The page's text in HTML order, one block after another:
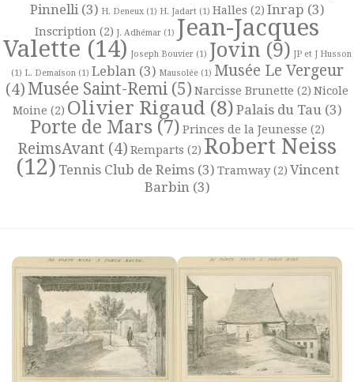
Pinnelli (3) H. Deneux(1) H. Jadart(1) Halles (2) Inrap (3)
Inscription (2) J. Adhémar (1) Jean-Jacques
Valette (14) Joseph Bouvier(1) Jovin (9) JP et J Husson
(1) L. Demaison(1) Leblan (3) Mausolée(1) Musée Le Vergeur
(4) Musée Saint-Remi (5) Narcisse Brunette (2) Nicole
Moine (2) Olivier Rigaud (8) Palais du Tau (3)
Porte de Mars(7) Princes de la Jeunesse (2)
ReimsAvant (4) Remparts (2) Robert Neiss
(12) Tennis Club de Reims(3) Tramway(2) Vincent
Barbin (3)